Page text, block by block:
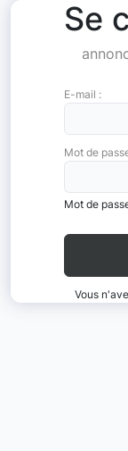
Se
E-mail :
Mot de
Mot de
Vous